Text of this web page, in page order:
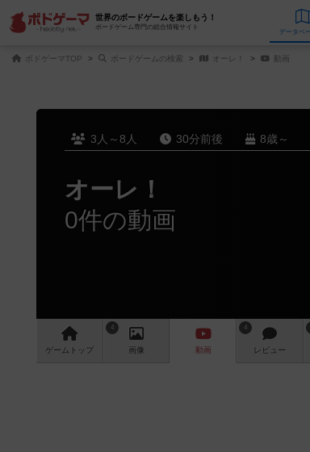
世界のボードゲームを楽しもう！
ボードゲーム専門の総合情報サイト
ボドゲーマTOP ボードゲームの検索 オーレ！ 動画
3人～8人 30分前後 8歳～
オーレ！
0件の動画
ゲーム トップ
4
画像 動画
4
レビュー